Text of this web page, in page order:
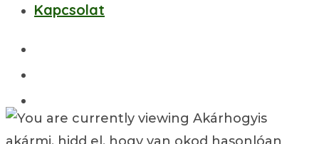
Kapcsolat